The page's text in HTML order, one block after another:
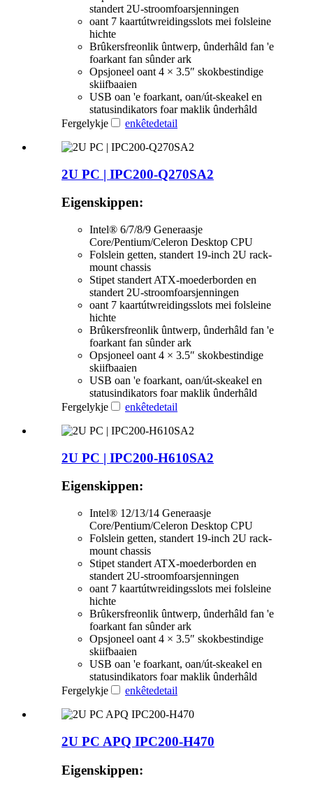
standert 2U-stroomfoarsjenningen
oant 7 kaartútwreidingsslots mei folsleine
hichte
Brûkersfreonlik ûntwerp, ûnderhâld fan 'e
foarkant fan sûnder ark
Opsjoneel oant 4 × 3.5″ skokbestindige
skiifbaaien
USB oan 'e foarkant, oan/út-skeakel en
statusindikators foar maklik ûnderhâld
Fergelykje
enkêtedetail
2U PC | IPC200-Q270SA2
Eigenskippen:
Intel® 6/7/8/9 Generaasje
Core/Pentium/Celeron Desktop CPU
Folslein getten, standert 19-inch 2U rack-
mount chassis
Stipet standert ATX-moederborden en
standert 2U-stroomfoarsjenningen
oant 7 kaartútwreidingsslots mei folsleine
hichte
Brûkersfreonlik ûntwerp, ûnderhâld fan 'e
foarkant fan sûnder ark
Opsjoneel oant 4 × 3.5″ skokbestindige
skiifbaaien
USB oan 'e foarkant, oan/út-skeakel en
statusindikators foar maklik ûnderhâld
Fergelykje
enkêtedetail
2U PC | IPC200-H610SA2
Eigenskippen:
Intel® 12/13/14 Generaasje
Core/Pentium/Celeron Desktop CPU
Folslein getten, standert 19-inch 2U rack-
mount chassis
Stipet standert ATX-moederborden en
standert 2U-stroomfoarsjenningen
oant 7 kaartútwreidingsslots mei folsleine
hichte
Brûkersfreonlik ûntwerp, ûnderhâld fan 'e
foarkant fan sûnder ark
Opsjoneel oant 4 × 3.5″ skokbestindige
skiifbaaien
USB oan 'e foarkant, oan/út-skeakel en
statusindikators foar maklik ûnderhâld
Fergelykje
enkêtedetail
2U PC APQ IPC200-H470
Eigenskippen: